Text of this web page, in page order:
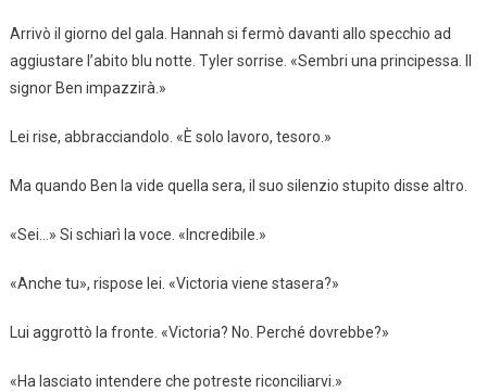
Arrivò il giorno del gala. Hannah si fermò davanti allo specchio ad
aggiustare l’abito blu notte. Tyler sorrise. «Sembri una principessa. Il
signor Ben impazzirà.»
Lei rise, abbracciandolo. «È solo lavoro, tesoro.»
Ma quando Ben la vide quella sera, il suo silenzio stupito disse altro.
«Sei…» Si schiarì la voce. «Incredibile.»
«Anche tu», rispose lei. «Victoria viene stasera?»
Lui aggrottò la fronte. «Victoria? No. Perché dovrebbe?»
«Ha lasciato intendere che potreste riconciliarvi.»